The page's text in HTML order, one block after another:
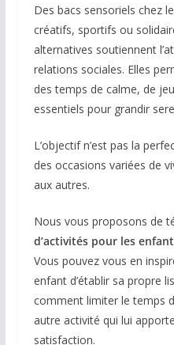
Des bacs sensoriels chez
créatifs, sportifs ou
alternatives soutiennent
relations sociales. Elles
des temps de calme, de
essentiels pour grandir
L’objectif n’est pas la
des occasions variées de
aux autres.
Nous vous proposons de
d’activités pour les
Vous pouvez vous en
enfant d’établir sa propre
comment limiter le temps
autre activité qui lui
satisfaction.